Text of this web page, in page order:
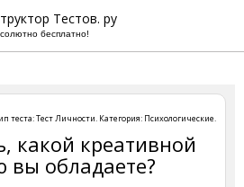
Тестов. ру
бесплатно!
теста:Тест Личности. Категория: Психологические.
какой креативной
вы обладаете?